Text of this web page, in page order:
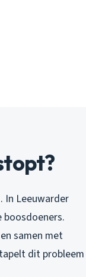
In Leeuwarder
boosdoeners.
samen met
dit probleem